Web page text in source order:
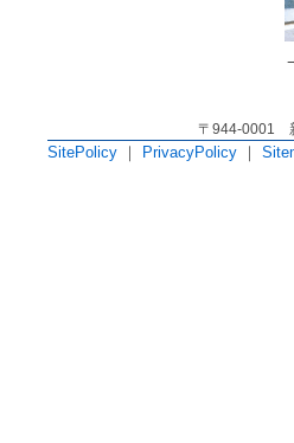
〒944-0001
SitePolicy ｜ PrivacyPolicy ｜